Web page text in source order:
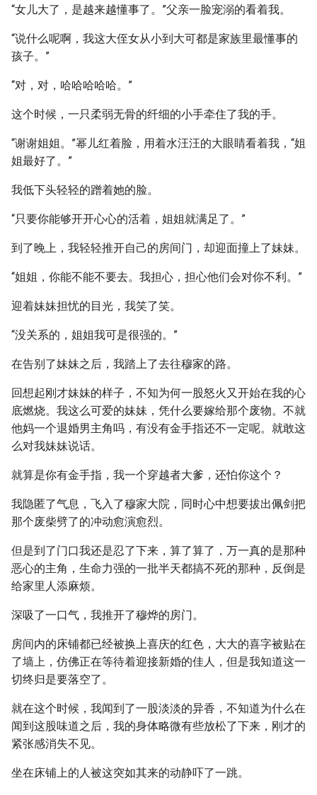
“女儿大了，是越来越懂事了。”父亲一脸宠溺的看着我。
“说什么呢啊，我这大侄女从小到大可都是家族里最懂事的
孩子。”
“对，对，哈哈哈哈哈。”
这个时候，一只柔弱无骨的纤细的小手牵住了我的手。
“谢谢姐姐。”幂儿红着脸，用着水汪汪的大眼睛看着我，“姐
姐最好了。”
我低下头轻轻的蹭着她的脸。
“只要你能够开开心心的活着，姐姐就满足了。”
到了晚上，我轻轻推开自己的房间门，却迎面撞上了妹妹。
“姐姐，你能不能不要去。我担心，担心他们会对你不利。”
迎着妹妹担忧的目光，我笑了笑。
“没关系的，姐姐我可是很强的。”
在告别了妹妹之后，我踏上了去往穆家的路。
回想起刚才妹妹的样子，不知为何一股怒火又开始在我的心
底燃烧。我这么可爱的妹妹，凭什么要嫁给那个废物。不就
他妈一个退婚男主角吗，有没有金手指还不一定呢。就敢这
么对我妹妹说话。
就算是你有金手指，我一个穿越者大爹，还怕你这个？
我隐匿了气息，飞入了穆家大院，同时心中想要拔出佩剑把
那个废柴劈了的冲动愈演愈烈。
但是到了门口我还是忍了下来，算了算了，万一真的是那种
恶心的主角，生命力强的一批半天都搞不死的那种，反倒是
给家里人添麻烦。
深吸了一口气，我推开了穆烨的房门。
房间内的床铺都已经被换上喜庆的红色，大大的喜字被贴在
了墙上，仿佛正在等待着迎接新婚的佳人，但是我知道这一
切终归是要落空了。
就在这个时候，我闻到了一股淡淡的异香，不知道为什么在
闻到这股味道之后，我的身体略微有些放松了下来，刚才的
紧张感消失不见。
坐在床铺上的人被这突如其来的动静吓了一跳。